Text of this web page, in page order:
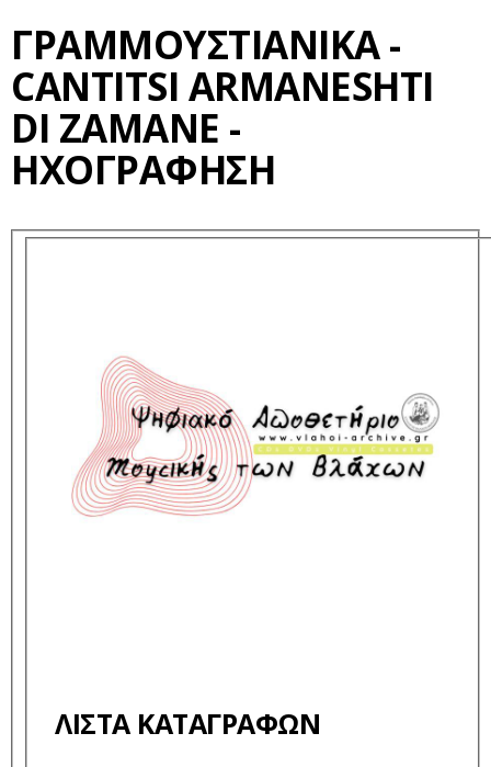
ΓΡΑΜΜΟΥΣΤΙΑΝΙΚΑ -
CANTITSI ARMANESHTI
DI ZAMANE -
ΗΧΟΓΡΆΦΗΣΗ
ΛΊΣΤΑ ΚΑΤΑΓΡΑΦΏΝ